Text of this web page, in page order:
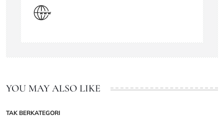
YOU MAY ALSO LIKE
POSTED
TAK BERKATEGORI